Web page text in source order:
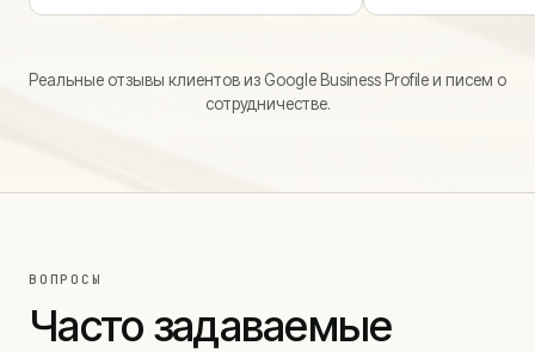
Реальные отзывы клиентов из Google Business Profile и писем о
сотрудничестве.
ВОПРОСЫ
Часто задаваемые